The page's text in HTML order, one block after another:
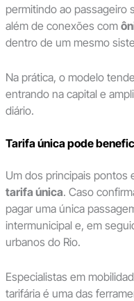
permitindo ao passageiro
além de conexões com
dentro de um mesmo
Na prática, o modelo
entrando na capital e
diário.
Tarifa única pode
Um dos principais pontos
tarifa única. Caso
pagar uma única
intermunicipal e, em
urbanos do Rio.
Especialistas em
tarifária é uma das